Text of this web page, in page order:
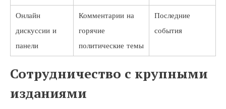
Онлайн
дискуссии и
панели
Комментарии на
горячие
политические темы
Последние
события
Сотрудничество с крупными
изданиями